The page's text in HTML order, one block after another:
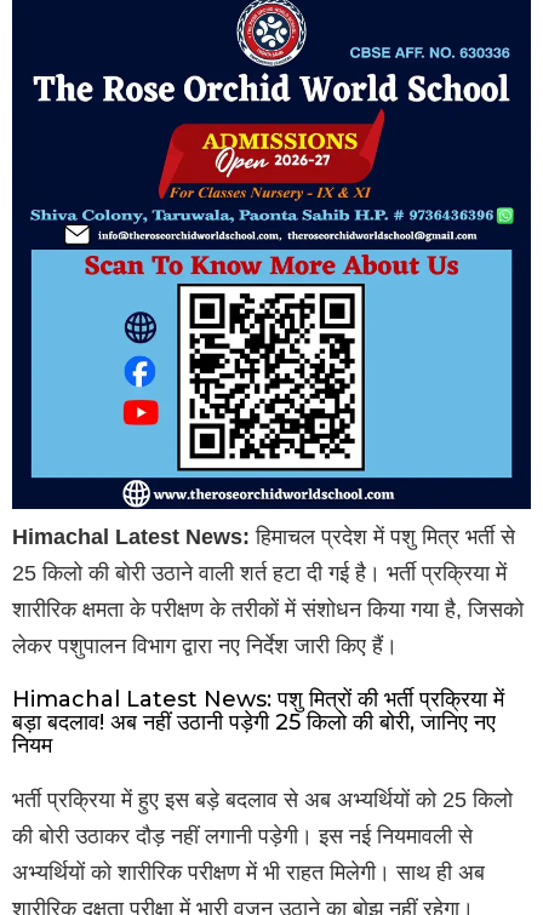
Himachal Latest News: हिमाचल प्रदेश में पशु मित्र भर्ती से
25 किलो की बोरी उठाने वाली शर्त हटा दी गई है। भर्ती प्रक्रिया में
शारीरिक क्षमता के परीक्षण के तरीकों में संशोधन किया गया है, जिसको
लेकर पशुपालन विभाग द्वारा नए निर्देश जारी किए हैं।
Himachal Latest News: पशु मित्रों की भर्ती प्रक्रिया में
बड़ा बदलाव! अब नहीं उठानी पड़ेगी 25 किलो की बोरी, जानिए नए
नियम
भर्ती प्रक्रिया में हुए इस बड़े बदलाव से अब अभ्यर्थियों को 25 किलो
की बोरी उठाकर दौड़ नहीं लगानी पड़ेगी। इस नई नियमावली से
अभ्यर्थियों को शारीरिक परीक्षण में भी राहत मिलेगी। साथ ही अब
शारीरिक दक्षता परीक्षा में भारी वजन उठाने का बोझ नहीं रहेगा।